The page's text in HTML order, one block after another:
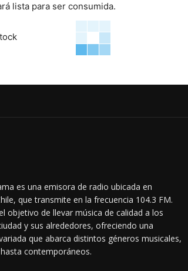
lista para ser consumida.
es una emisora de radio ubicada en
que transmite en la frecuencia 104.3 FM.
objetivo de llevar música de calidad a los
y sus alrededores, ofreciendo una
que abarca distintos géneros musicales,
contemporáneos.